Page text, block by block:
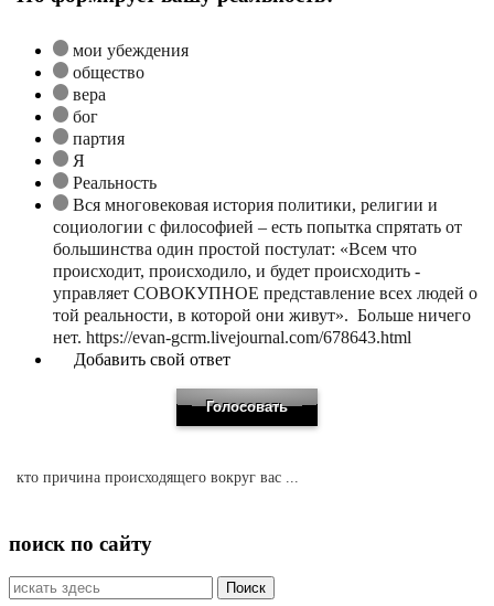
мои убеждения
общество
вера
бог
партия
Я
Реальность
Вся многовековая история политики, религии и
социологии с философией – есть попытка спрятать от
большинства один простой постулат: «Всем что
происходит, происходило, и будет происходить -
управляет СОВОКУПНОЕ представление всех людей о
той реальности, в которой они живут». Больше ничего
нет. https://evan-gcrm.livejournal.com/678643.html
Добавить свой ответ
кто причина происходящего вокруг вас ...
поиск по сайту
Искать: